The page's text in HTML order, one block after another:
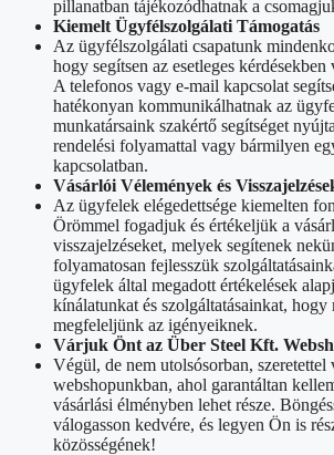
pillanatban tájékozódhatnak a
Kiemelt Ügyfélszolgálati Támogatás
Az ügyfélszolgálati csapatunk
hogy segítsen az esetleges
A telefonos vagy e-mail kapcsolat
hatékonyan kommunikálhatnak az
munkatársaink szakértő segítséget
rendelési folyamattal vagy bármilyen
kapcsolatban.
Vásárlói Vélemények és
Az ügyfelek elégedettsége kiemelten
Örömmel fogadjuk és értékeljük a
visszajelzéseket, melyek segítenek
folyamatosan fejlesszük
ügyfelek által megadott értékelések
kínálatunkat és szolgáltatásainkat, hogy
megfeleljünk az igényeiknek.
Várjuk Önt az Über Steel Kft.
Végül, de nem utolsósorban, szeretettel
webshopunkban, ahol garantáltan
vásárlási élményben lehet része.
válogasson kedvére, és legyen Ön is
közösségének!